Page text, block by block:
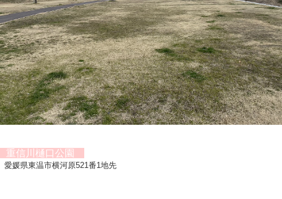
重信川樋口公園
愛媛県東温市横河原521番1地先